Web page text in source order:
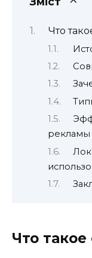
Что
рекламы
Что